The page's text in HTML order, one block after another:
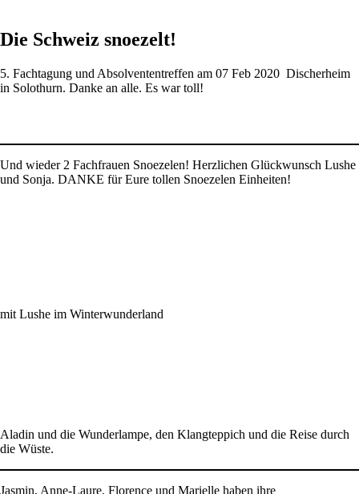
Die Schweiz snoezelt!
5. Fachtagung und Absolvententreffen am 07 Feb 2020 Discherheim
in Solothurn. Danke an alle. Es war toll!
Und wieder 2 Fachfrauen Snoezelen! Herzlichen Glückwunsch Lushe
und Sonja. DANKE für Eure tollen Snoezelen Einheiten!
mit Lushe im Winterwunderland
Aladin und die Wunderlampe, den Klangteppich und die Reise durch
die Wüste.
Jasmin, Anne-Laure, Florence und Marielle haben ihre